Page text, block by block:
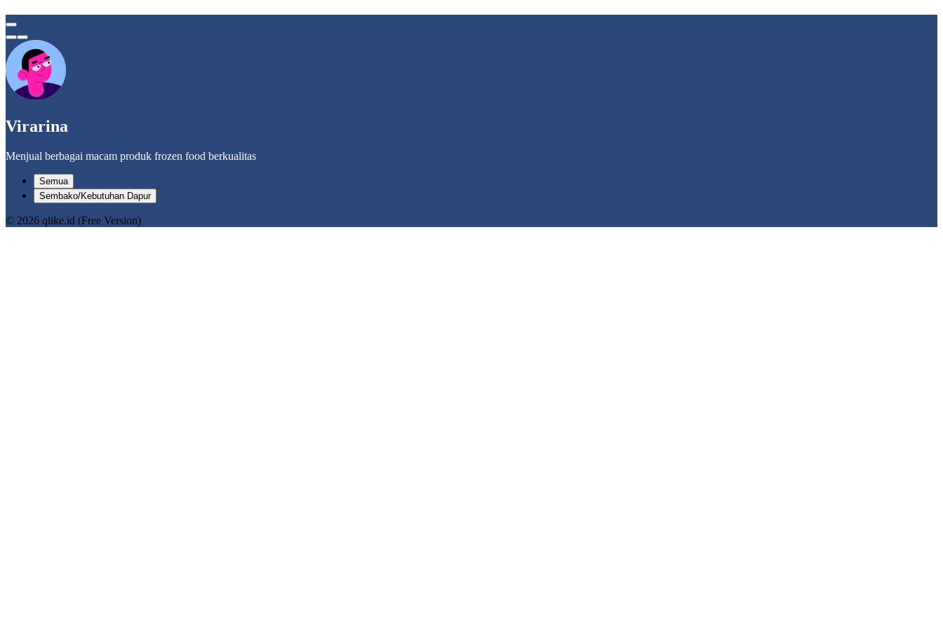
Virarina
Menjual berbagai macam produk frozen food berkualitas
Semua
Sembako/Kebutuhan Dapur
© 2026 qlike.id (Free Version)